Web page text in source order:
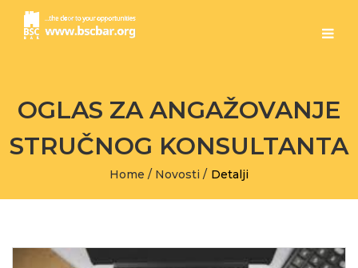
OGLAS ZA ANGAŽOVANJE
STRUČNOG KONSULTANTA
Home / Novosti / Detalji